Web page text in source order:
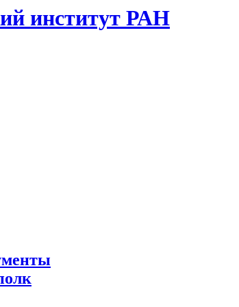
институт РАН